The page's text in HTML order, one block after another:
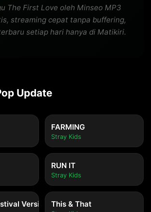
The First Love oleh Minseo MP3
streaming cepat tanpa buffering,
setiap hari hanya di Matikiri.
Update
FARMING
Stray Kids
RUN IT
Stray Kids
Version) This & That